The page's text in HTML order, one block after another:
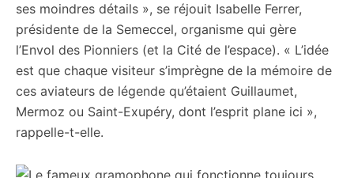
ses moindres détails », se réjouit Isabelle Ferrer,
présidente de la Semeccel, organisme qui gère
l’Envol des Pionniers (et la Cité de l’espace). « L’idée
est que chaque visiteur s’imprègne de la mémoire de
ces aviateurs de légende qu’étaient Guillaumet,
Mermoz ou Saint-Exupéry, dont l’esprit plane ici »,
rappelle-t-elle.